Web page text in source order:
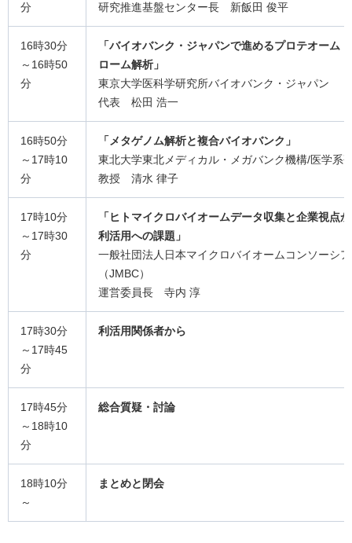
分
研究推進基盤センター長 新飯田 俊平
16時30分
～16時50
分
「バイオバンク・ジャパンで進めるプロテオーム
ローム解析」
東京大学医科学研究所バイオバンク・ジャパン
代表 松田 浩一
16時50分
～17時10
分
「メタゲノム解析と複合バイオバンク」
東北大学東北メディカル・メガバンク機構/医学系
教授 清水 律子
17時10分
～17時30
分
「ヒトマイクロバイオームデータ収集と企業視点
利活用への課題」
一般社団法人日本マイクロバイオームコンソーシ
（JMBC）
運営委員長 寺内 淳
17時30分
～17時45
分
利活用関係者から
17時45分
～18時10
分
総合質疑・討論
18時10分
～
まとめと閉会